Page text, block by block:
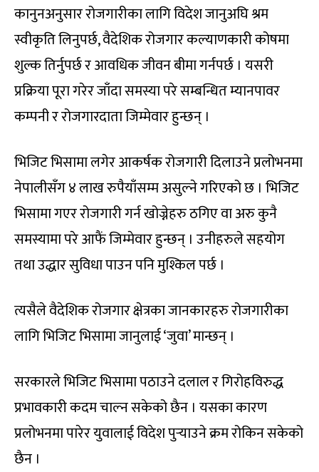
कानुनअनुसार रोजगारीका लागि विदेश जानुअघि श्रम
स्वीकृति लिनुपर्छ, वैदेशिक रोजगार कल्याणकारी कोषमा
शुल्क तिर्नुपर्छ र आवधिक जीवन बीमा गर्नपर्छ । यसरी
प्रक्रिया पूरा गरेर जाँदा समस्या परे सम्बन्धित म्यानपावर
कम्पनी र रोजगारदाता जिम्मेवार हुन्छन् ।
भिजिट भिसामा लगेर आकर्षक रोजगारी दिलाउने प्रलोभनमा
नेपालीसँग ४ लाख रुपैयाँसम्म असुल्ने गरिएको छ । भिजिट
भिसामा गएर रोजगारी गर्न खोज्नेहरु ठगिए वा अरु कुनै
समस्यामा परे आफैं जिम्मेवार हुन्छन् । उनीहरुले सहयोग
तथा उद्धार सुविधा पाउन पनि मुश्किल पर्छ ।
त्यसैले वैदेशिक रोजगार क्षेत्रका जानकारहरु रोजगारीका
लागि भिजिट भिसामा जानुलाई ‘जुवा’ मान्छन् ।
सरकारले भिजिट भिसामा पठाउने दलाल र गिरोहविरुद्ध
प्रभावकारी कदम चाल्न सकेको छैन । यसका कारण
प्रलोभनमा पारेर युवालाई विदेश पुर्‍याउने क्रम रोकिन सकेको
छैन ।